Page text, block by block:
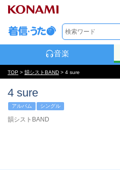
音楽
TOP > 韻シストBAND > 4 sure
4 sure
アルバム シングル
韻シストBAND